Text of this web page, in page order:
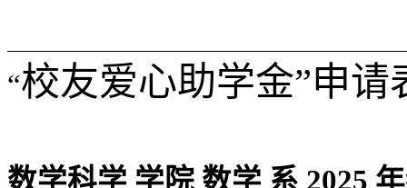
“校友爱心助学金”申请
数学科学 学院 数学 系 2025